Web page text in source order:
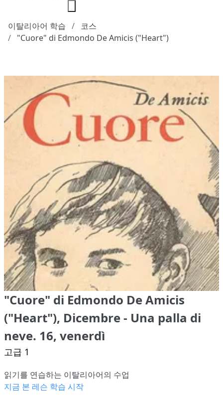
이탈리아어 학습
코스
"Cuore" di Edmondo De Amicis ("Heart")
"Cuore" di Edmondo De Amicis
("Heart"), Dicembre - Una palla di
neve. 16, venerdì
고급 1
읽기를 연습하는 이탈리아어의 수업
지금 본 레슨 학습 시작